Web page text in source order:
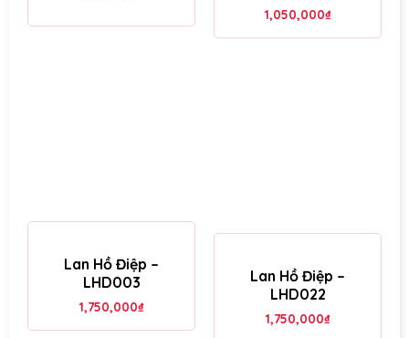
1,050,000₫
Lan Hồ Điệp –
LHD003
1,750,000₫
Lan Hồ Điệp –
LHD022
1,750,000₫